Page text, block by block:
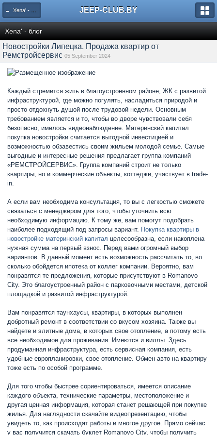
← Xena' - блог JEEP-CLUB.BY
Xena' - блог
Новостройки Липецка. Продажа квартир от
Ремстройсервис 05 September 2024
Каждый стремится жить в благоустроенном районе, ЖК с развитой
инфраструктурой, где можно погулять, насладиться природой и
просто отдохнуть душой после трудовой недели. Основным
требованием является и то, чтобы во дворе чувствовали себя
безопасно, имелось видеонаблюдение. Материнский капитал
покупка новостройки считается выгодной инвестицией и
возможностью обзавестись своим жильем молодой семье. Самые
выгодные и интересные решения предлагает группа компаний
«РЕМСТРОЙСЕРВИС». Группа компаний строит не только
квартиры, но и коммерческие объекты, коттеджи, участвует в trade-
in.
А если вам необходима консультация, то вы с легкостью сможете
связаться с менеджером для того, чтобы уточнить всю
необходимую информацию. К тому же, вам помогут подобрать
наиболее подходящий под запросы вариант. Покупка квартиры в
новостройке материнский капитал целесообразна, если накоплена
нужная сумма на первый взнос. Перед вами огромный выбор
вариантов. В данный момент есть возможность рассчитать то, во
сколько обойдется ипотека от коллег компании. Вероятно, вам
понравятся те предложения, которые присутствуют в Romanovo
City. Это благоустроенный район с парковочными местами, детской
площадкой и развитой инфраструктурой.
Вам понравятся таунхаусы, квартиры, в которых выполнен
добротный ремонт в соответствии со вкусом хозяина. Также вы
найдете и элитные дома, в которых свое отопление, а потому есть
все необходимое для проживания. Имеются и виллы. Здесь
продуманная инфраструктура, есть сервисная компания, есть
удобные европланировки, свое отопление. Обмен авто на квартиру
тоже есть по особой программе.
Для того чтобы быстрее сориентироваться, имеется описание
каждого объекта, технические параметры, местоположение и
другая ценная информация, которая станет решающей при покупке
жилья. Для наглядности скачайте видеопрезентацию, чтобы
увидеть то, как происходят работы и многое другое. Прямо сейчас
у вас получится скачать буклет Romanovo City, чтобы получить